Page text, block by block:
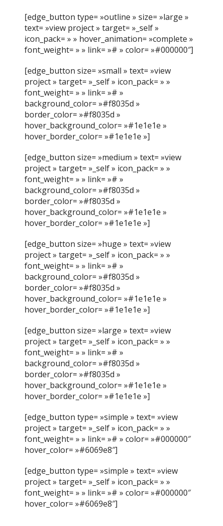
[edge_button type= »outline » size= »large »
text= »view project » target= »_self »
icon_pack= » » hover_animation= »complete »
font_weight= » » link= »# » color= »#000000″]
[edge_button size= »small » text= »view
project » target= »_self » icon_pack= » »
font_weight= » » link= »# »
background_color= »#f8035d »
border_color= »#f8035d »
hover_background_color= »#1e1e1e »
hover_border_color= »#1e1e1e »]
[edge_button size= »medium » text= »view
project » target= »_self » icon_pack= » »
font_weight= » » link= »# »
background_color= »#f8035d »
border_color= »#f8035d »
hover_background_color= »#1e1e1e »
hover_border_color= »#1e1e1e »]
[edge_button size= »huge » text= »view
project » target= »_self » icon_pack= » »
font_weight= » » link= »# »
background_color= »#f8035d »
border_color= »#f8035d »
hover_background_color= »#1e1e1e »
hover_border_color= »#1e1e1e »]
[edge_button size= »large » text= »view
project » target= »_self » icon_pack= » »
font_weight= » » link= »# »
background_color= »#f8035d »
border_color= »#f8035d »
hover_background_color= »#1e1e1e »
hover_border_color= »#1e1e1e »]
[edge_button type= »simple » text= »view
project » target= »_self » icon_pack= » »
font_weight= » » link= »# » color= »#000000″
hover_color= »#6069e8″]
[edge_button type= »simple » text= »view
project » target= »_self » icon_pack= » »
font_weight= » » link= »# » color= »#000000″
hover_color= »#6069e8″]